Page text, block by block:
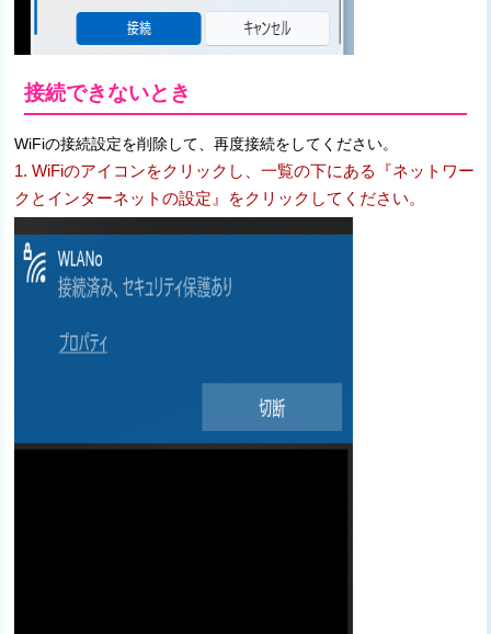
接続できないとき
WiFiの接続設定を削除して、再度接続をしてください。
1. WiFiのアイコンをクリックし、一覧の下にある『ネットワー
クとインターネットの設定』をクリックしてください。